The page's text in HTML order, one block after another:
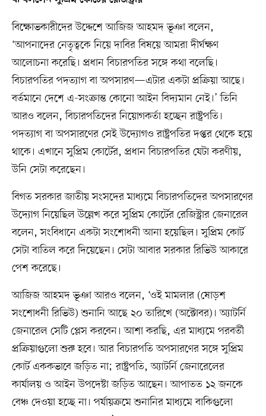
বিক্ষোভকারীদের উদ্দেশে আজিজ আহমদ ভূঞা বলেন,
‘আপনাদের নেতৃত্বকে নিয়ে দাবির বিষয়ে আমরা দীর্ঘক্ষণ
আলোচনা করেছি। প্রধান বিচারপতির সঙ্গে কথা বলেছি।
বিচারপতির পদত্যাগ বা অপসারণ—এটার একটা প্রক্রিয়া আছে।
বর্তমানে দেশে এ-সংক্রান্ত কোনো আইন বিদ্যমান নেই।’ তিনি
আরও বলেন, বিচারপতিদের নিয়োগকর্তা হচ্ছেন রাষ্ট্রপতি।
পদত্যাগ বা অপসারণের সেই উদ্যোগও রাষ্ট্রপতির দপ্তর থেকে হয়ে
থাকে। এখানে সুপ্রিম কোর্টের, প্রধান বিচারপতির যেটা করণীয়,
উনি সেটা করেছেন।
বিগত সরকার জাতীয় সংসদের মাধ্যমে বিচারপতিদের অপসারণের
উদ্যোগ নিয়েছিল উল্লেখ করে সুপ্রিম কোর্টের রেজিস্ট্রার জেনারেল
বলেন, সংবিধানে একটা সংশোধনী আনা হয়েছিল। সুপ্রিম কোর্ট
সেটা বাতিল করে দিয়েছেন। সেটা আবার সরকার রিভিউ আকারে
পেশ করেছে।
আজিজ আহমদ ভূঞা আরও বলেন, ‘ওই মামলার (ষোড়শ
সংশোধনী রিভিউ) শুনানি আছে ২০ তারিখে (অক্টোবর)। অ্যাটর্নি
জেনারেল সেটি প্লেস করবেন। আশা করছি, এর মাধ্যমে পরবর্তী
প্রক্রিয়াগুলো শুরু হবে। আর বিচারপতি অপসারণের সঙ্গে সুপ্রিম
কোর্ট এককভাবে জড়িত না; রাষ্ট্রপতি, অ্যাটর্নি জেনারেলের
কার্যালয় ও আইন উপদেষ্টা জড়িত আছেন। আপাতত ১২ জনকে
বেঞ্চ দেওয়া হচ্ছে না। পর্যায়ক্রমে শুনানির মাধ্যমে বাকিগুলো